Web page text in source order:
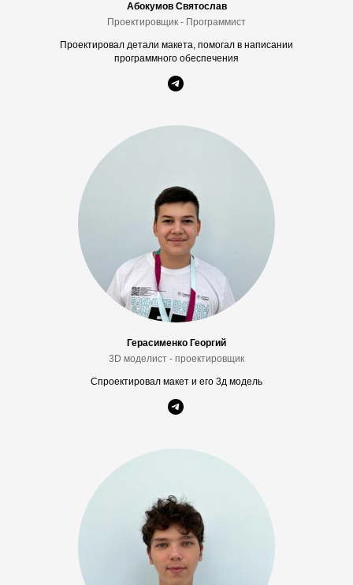
Абокумов Святослав
Проектировщик - Программист
Проектировал детали макета, помогал в написании
программного обеспечения
Герасименко Георгий
3D моделист - проектировщик
Спроектировал макет и его 3д модель